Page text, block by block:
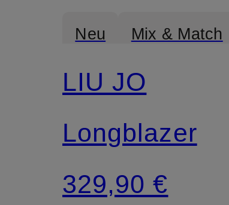
Neu Mix & Match
LIU JO
Longblazer
329,90 €